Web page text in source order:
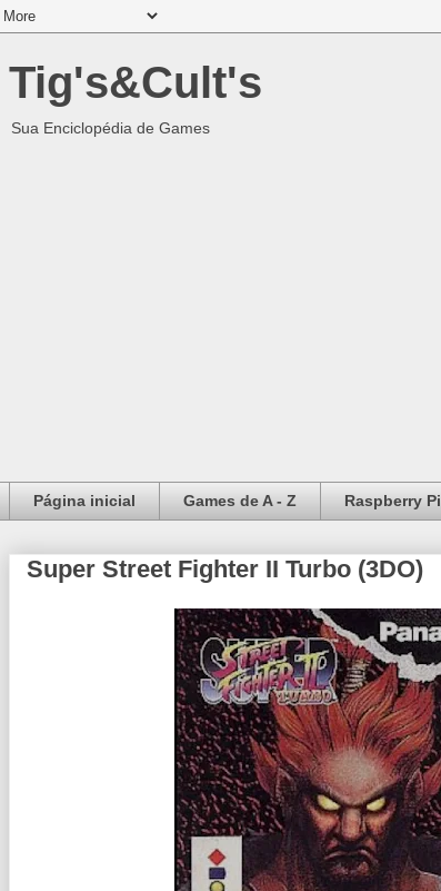
Tig's&Cult's
Sua Enciclopédia de Games
Página inicial Games de A - Z Raspberry Pi
Super Street Fighter II Turbo (3DO)